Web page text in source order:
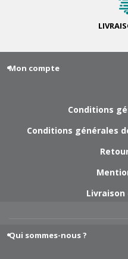
Mon compte
Conditions
Conditions générales
Qui sommes-nous ?